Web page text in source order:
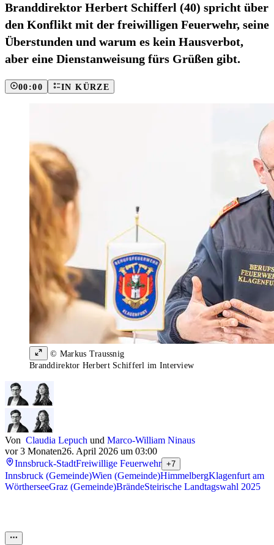
Branddirektor Herbert Schifferl (40) spricht über
den Konflikt mit der freiwilligen Feuerwehr, seine
Überstunden und warum es kein Hausverbot,
aber eine Dienstanweisung fürs Grüßen gibt.
00:00 IN KÜRZE
© Markus Traussnig
Branddirektor Herbert Schifferl im Interview
Von Claudia Lepuch und Marco-William Ninaus
vor 3 Monaten26. April 2026 um 03:00
Innsbruck-StadtFreiwillige Feuerwehr +7
Innsbruck (Gemeinde)Wien (Gemeinde)HimmelbergKlagenfurt am
WörtherseeGraz (Gemeinde)BrändeSteirische Landtagswahl 2025